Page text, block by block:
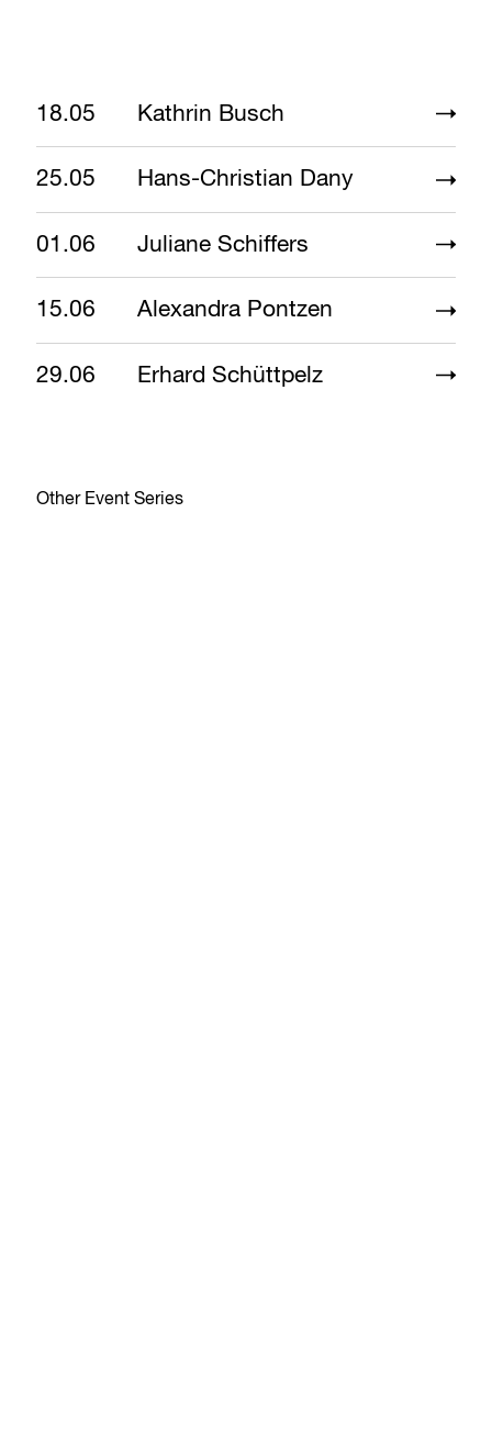
18.05 Kathrin Busch
25.05 Hans-Christian Dany
01.06 Juliane Schiffers
15.06 Alexandra Pontzen
29.06 Erhard Schüttpelz
Other Event Series